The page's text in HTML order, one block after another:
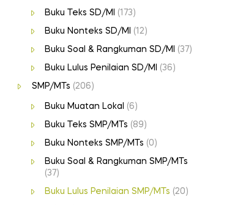
Buku Teks SD/MI (173)
Buku Nonteks SD/MI (12)
Buku Soal & Rangkuman SD/MI (37)
Buku Lulus Penilaian SD/MI (36)
SMP/MTs (206)
Buku Muatan Lokal (6)
Buku Teks SMP/MTs (89)
Buku Nonteks SMP/MTs (0)
Buku Soal & Rangkuman SMP/MTs
(37)
Buku Lulus Penilaian SMP/MTs (20)